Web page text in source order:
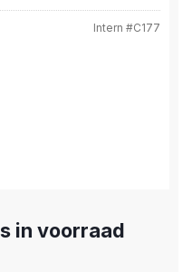
Intern #C177
in voorraad